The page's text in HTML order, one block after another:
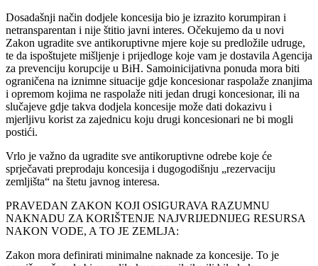
Dosadašnji način dodjele koncesija bio je izrazito korumpiran i
netransparentan i nije štitio javni interes. Očekujemo da u novi
Zakon ugradite sve antikoruptivne mjere koje su predložile udruge,
te da ispoštujete mišljenje i prijedloge koje vam je dostavila Agencija
za prevenciju korupcije u BiH. Samoinicijativna ponuda mora biti
ograničena na iznimne situacije gdje koncesionar raspolaže znanjima
i opremom kojima ne raspolaže niti jedan drugi koncesionar, ili na
slučajeve gdje takva dodjela koncesije može dati dokazivu i
mjerljivu korist za zajednicu koju drugi koncesionari ne bi mogli
postići.
Vrlo je važno da ugradite sve antikoruptivne odrebe koje će
sprječavati preprodaju koncesija i dugogodišnju „rezervaciju
zemljišta“ na štetu javnog interesa.
PRAVEDAN ZAKON KOJI OSIGURAVA RAZUMNU
NAKNADU ZA KORIŠTENJE NAJVRIJEDNIJEG RESURSA
NAKON VODE, A TO JE ZEMLJA:
Zakon mora definirati minimalne naknade za koncesije. To je